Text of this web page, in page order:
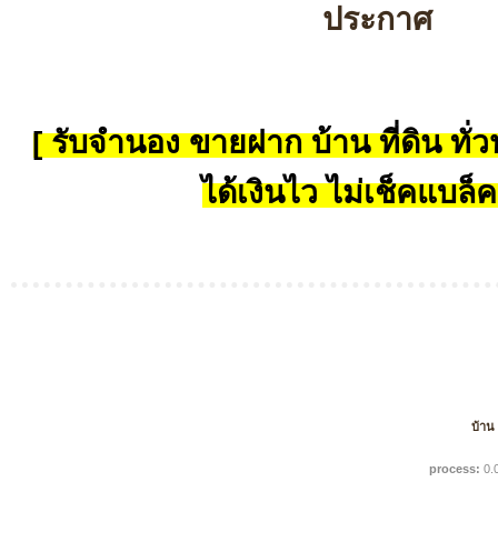
ประกาศ
[ รับจำนอง ขายฝาก บ้าน ที่ดิน ทั่ว
ได้เงินไว ไม่เช็คแบล็
บ้าน
process: